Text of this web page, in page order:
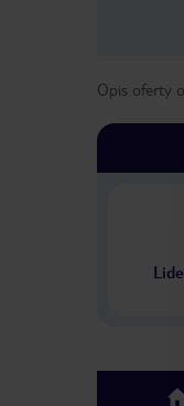
Opis oferty